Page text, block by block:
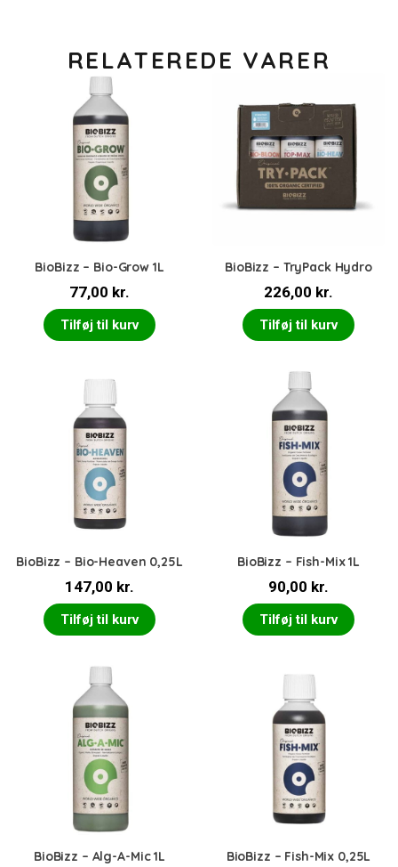
RELATEREDE VARER
BioBizz – Bio-Grow 1L
77,00 kr.
Tilføj til kurv
BioBizz – TryPack Hydro
226,00 kr.
Tilføj til kurv
BioBizz – Bio-Heaven 0,25L
147,00 kr.
Tilføj til kurv
BioBizz – Fish-Mix 1L
90,00 kr.
Tilføj til kurv
BioBizz – Alg-A-Mic 1L BioBizz – Fish-Mix 0,25L